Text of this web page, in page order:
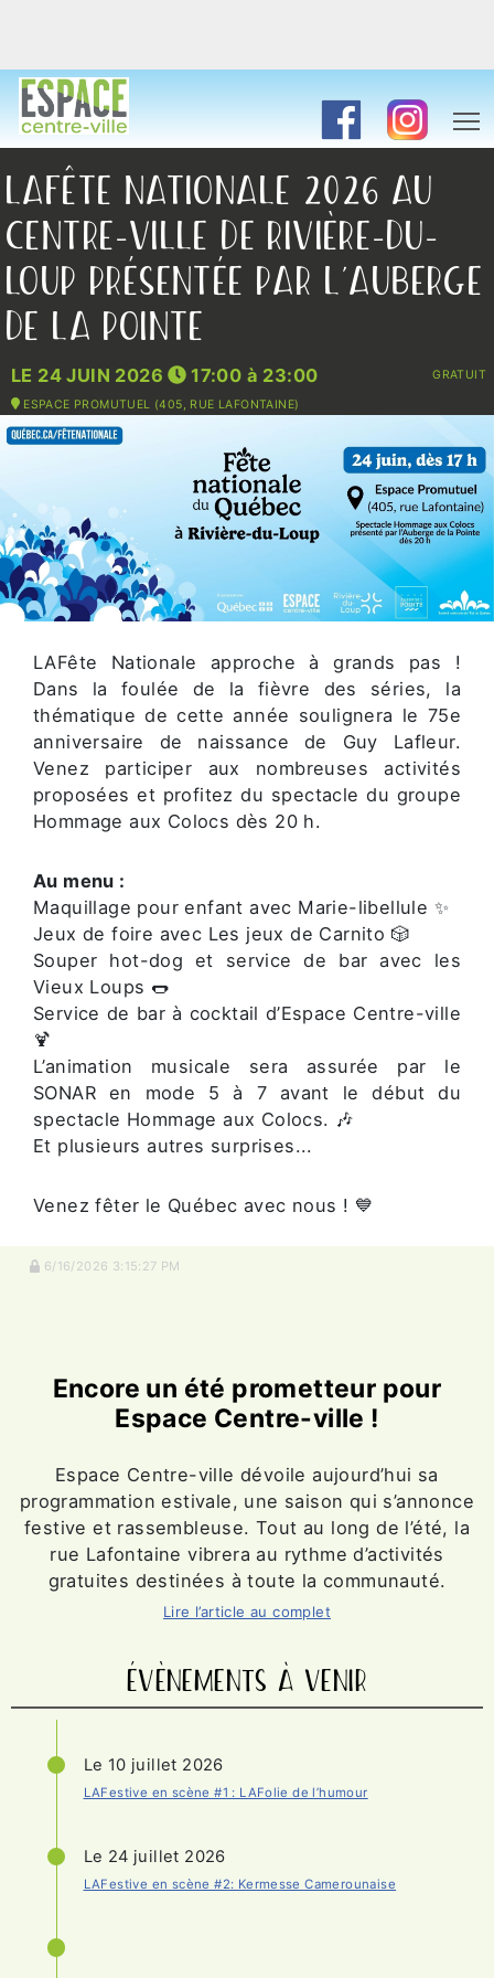
LAFÊTE NATIONALE 2026 AU
CENTRE-VILLE DE RIVIÈRE-DU-
LOUP PRÉSENTÉE PAR L’AUBERGE
DE LA POINTE
GRATUIT
LE 24 JUIN 2026 17:00 à 23:00
ESPACE PROMUTUEL (405, RUE LAFONTAINE)
LAFête Nationale approche à grands pas !
Dans la foulée de la fièvre des séries, la
thématique de cette année soulignera le 75e
anniversaire de naissance de Guy Lafleur.
Venez participer aux nombreuses activités
proposées et profitez du spectacle du groupe
Hommage aux Colocs dès 20 h.
Au menu :
Maquillage pour enfant avec Marie-libellule ✨
Jeux de foire avec Les jeux de Carnito 🎲
Souper hot-dog et service de bar avec les
Vieux Loups 🌭
Service de bar à cocktail d’Espace Centre-ville
🍹
L’animation musicale sera assurée par le
SONAR en mode 5 à 7 avant le début du
spectacle Hommage aux Colocs. 🎶
Et plusieurs autres surprises...
Venez fêter le Québec avec nous ! 💙
6/16/2026 3:15:27 PM
Encore un été prometteur pour
Espace Centre-ville !
Espace Centre-ville dévoile aujourd’hui sa
programmation estivale, une saison qui s’annonce
festive et rassembleuse. Tout au long de l’été, la
rue Lafontaine vibrera au rythme d’activités
gratuites destinées à toute la communauté.
Lire l’article au complet
ÉVÈNEMENTS À VENIR
Le 10 juillet 2026
LAFestive en scène #1 : LAFolie de l’humour
Le 24 juillet 2026
LAFestive en scène #2: Kermesse Camerounaise